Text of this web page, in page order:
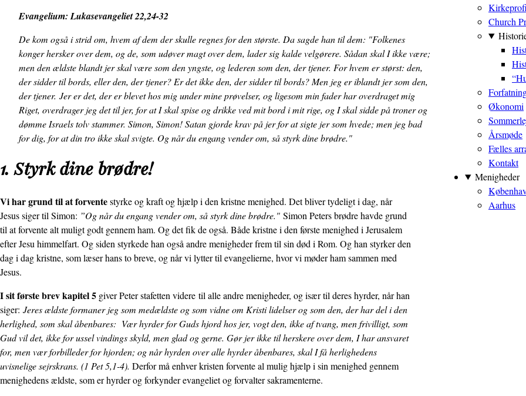
Evangelium: Lukasevangeliet 22,24-32
De kom også i strid om, hvem af dem der skulle regnes for den største. Da sagde han til dem: "Folkenes
konger hersker over dem, og de, som udøver magt over dem, lader sig kalde velgørere. Sådan skal I ikke være;
men den ældste blandt jer skal være som den yngste, og lederen som den, der tjener. For hvem er størst: den,
der sidder til bords, eller den, der tjener? Er det ikke den, der sidder til bords? Men jeg er iblandt jer som den,
der tjener. Jer er det, der er blevet hos mig under mine prøvelser, og ligesom min fader har overdraget mig
Riget, overdrager jeg det til jer, for at I skal spise og drikke ved mit bord i mit rige, og I skal sidde på troner og
dømme Israels tolv stammer. Simon, Simon! Satan gjorde krav på jer for at sigte jer som hvede; men jeg bad
for dig, for at din tro ikke skal svigte. Og når du engang vender om, så styrk dine brødre."
1. Styrk dine brødre!
Vi har grund til at forventestyrke og kraft og hjælp i den kristne menighed. Det bliver tydeligt i dag, når
Jesus siger til Simon: ”Og når du engang vender om, så styrk dine brødre." Simon Peters brødre havde grund
til at forvente alt muligt godt gennem ham. Og det fik de også. Både kristne i den første menighed i Jerusalem
efter Jesu himmelfart. Og siden styrkede han også andre menigheder frem til sin død i Rom. Og han styrker den
dag i dag kristne, som læser hans to breve, og når vi lytter til evangelierne, hvor vi møder ham sammen med
Jesus.
I sit første brev kapitel 5 giver Peter stafetten videre til alle andre menigheder, og især til deres hyrder, når han
siger: Jeres ældste formaner jeg som medældste og som vidne om Kristi lidelser og som den, der har del i den
herlighed, som skal åbenbares: Vær hyrder for Guds hjord hos jer, vogt den, ikke af tvang, men frivilligt, som
Gud vil det, ikke for ussel vindings skyld, men glad og gerne. Gør jer ikke til herskere over dem, I har ansvaret
for, men vær forbilleder for hjorden; og når hyrden over alle hyrder åbenbares, skal I få herlighedens
uvisnelige sejrskrans. (1 Pet 5,1-4). Derfor må enhver kristen forvente al mulig hjælp i sin menighed gennem
menig­hedens ældste, som er hyrder og forkynder evan­­geliet og forvalter sakramenterne.
Church
Økonomi
Årsmøde
Fælles
Kontakt
Menigheder
Aarhus